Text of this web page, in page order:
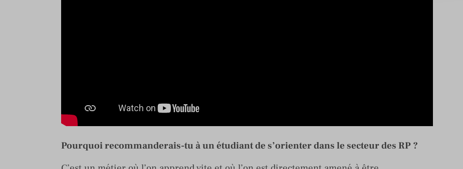
Pourquoi recommanderais-tu à un étudiant de s’orienter dans le secteur des RP ?